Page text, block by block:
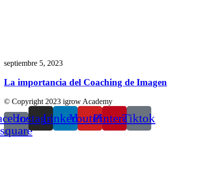
septiembre 5, 2023
La importancia del Coaching de Imagen
© Copyright 2023 igrow Academy
square
InstagramLinkedinYoutubePinterestTiktok